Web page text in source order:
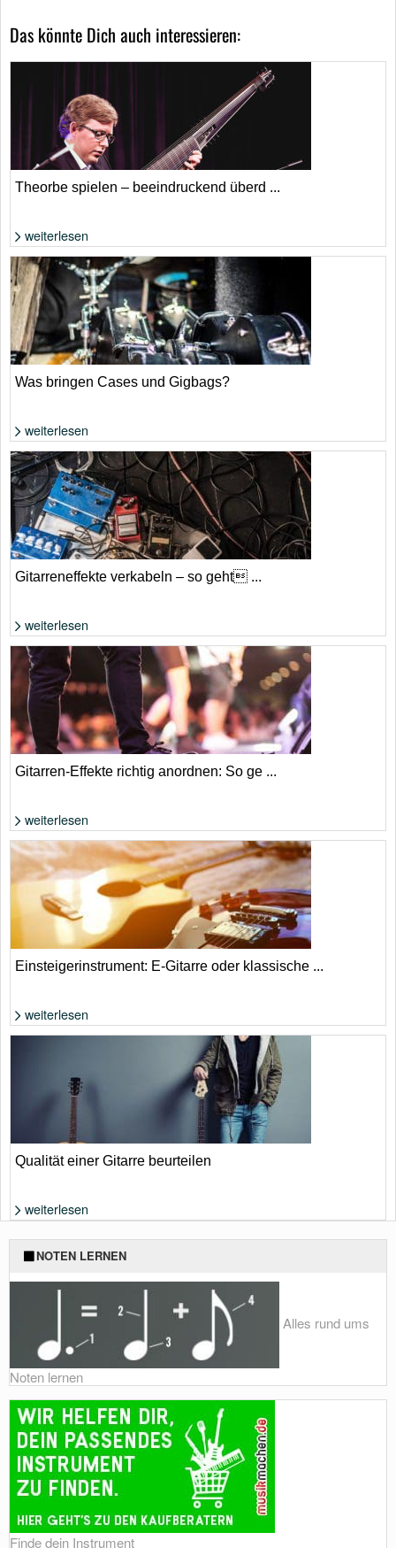
Das könnte Dich auch interessieren:
Foto: WikiComments von François Puget
Theorbe spielen – beeindruckend überd ...
weiterlesen
Foto: Shutterstock von Michael Repenning
Was bringen Cases und Gigbags?
weiterlesen
Foto: Shutterstock von maradon 333
Gitarreneffekte verkabeln – so geht ...
weiterlesen
Foto: Shutterstock von DEALORY
Gitarren-Effekte richtig anordnen: So ge ...
weiterlesen
Foto: Shutterstock von China Design
Einsteigerinstrument: E-Gitarre oder klassische ...
weiterlesen
Foto: Shutterstock von Yuriy Golub
Qualität einer Gitarre beurteilen
weiterlesen
NOTEN LERNEN
Alles rund ums
Noten lernen
Finde dein Instrument